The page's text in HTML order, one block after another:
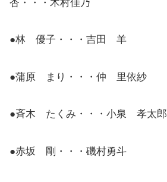
杏・・・木村佳乃
●林 優子・・・吉田 羊
●蒲原 まり・・・仲 里依紗
●斉木 たくみ・・・小泉 孝太郎
●赤坂 剛・・・磯村勇斗